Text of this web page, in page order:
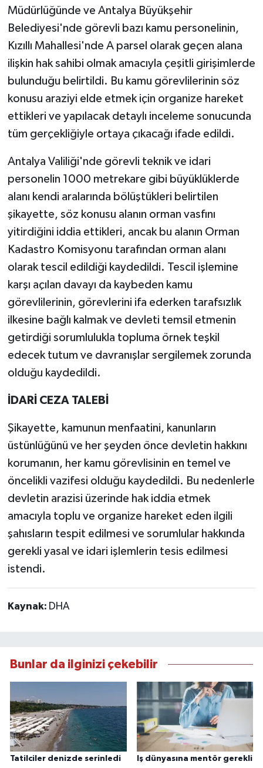
Müdürlüğünde ve Antalya Büyükşehir
Belediyesi'nde görevli bazı kamu personelinin,
Kızıllı Mahallesi'nde A parsel olarak geçen alana
ilişkin hak sahibi olmak amacıyla çeşitli girişimlerde
bulunduğu belirtildi. Bu kamu görevlilerinin söz
konusu araziyi elde etmek için organize hareket
ettikleri ve yapılacak detaylı inceleme sonucunda
tüm gerçekliğiyle ortaya çıkacağı ifade edildi.
Antalya Valiliği'nde görevli teknik ve idari
personelin 1000 metrekare gibi büyüklüklerde
alanı kendi aralarında bölüştükleri belirtilen
şikayette, söz konusu alanın orman vasfını
yitirdiğini iddia ettikleri, ancak bu alanın Orman
Kadastro Komisyonu tarafından orman alanı
olarak tescil edildiği kaydedildi. Tescil işlemine
karşı açılan davayı da kaybeden kamu
görevlilerinin, görevlerini ifa ederken tarafsızlık
ilkesine bağlı kalmak ve devleti temsil etmenin
getirdiği sorumlulukla topluma örnek teşkil
edecek tutum ve davranışlar sergilemek zorunda
olduğu kaydedildi.
İDARİ CEZA TALEBİ
Şikayette, kamunun menfaatini, kanunların
üstünlüğünü ve her şeyden önce devletin hakkını
korumanın, her kamu görevlisinin en temel ve
öncelikli vazifesi olduğu kaydedildi. Bu nedenlerle
devletin arazisi üzerinde hak iddia etmek
amacıyla toplu ve organize hareket eden ilgili
şahısların tespit edilmesi ve sorumlular hakkında
gerekli yasal ve idari işlemlerin tesis edilmesi
istendi.
Kaynak: DHA
Bunlar da ilginizi çekebilir
Tatilciler denizde serinledi Iş dünyasına mentör gerekli